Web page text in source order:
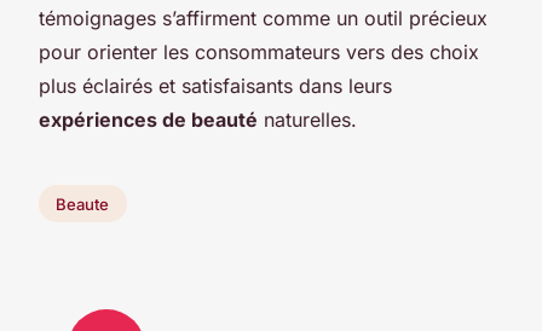
témoignages s’affirment comme un outil précieux
pour orienter les consommateurs vers des choix
plus éclairés et satisfaisants dans leurs
expériences de beauté naturelles.
Beaute